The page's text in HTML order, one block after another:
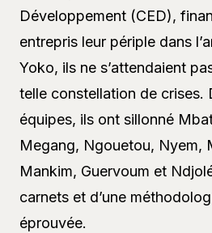
Développement (CED),
entrepris leur périple dans
Yoko, ils ne s’attendaient
telle constellation de crises.
équipes, ils ont sillonné
Megang, Ngouetou, Nyem,
Mankim, Guervoum et
carnets et d’une
éprouvée.